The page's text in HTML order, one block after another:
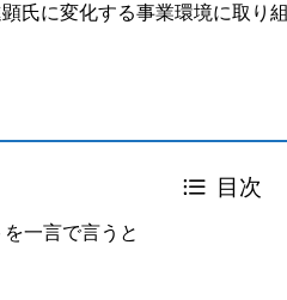
氏に変化する事業環境に取り
目次
一言で言うと